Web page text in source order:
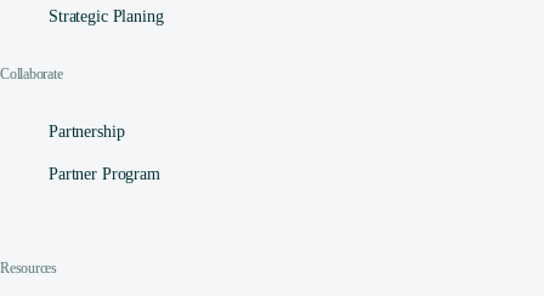
Strategic Planing
Collaborate
Partnership
Partner Program
Resources